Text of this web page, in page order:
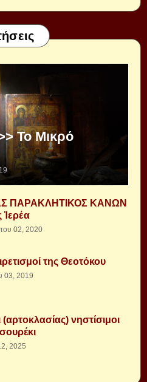
Το Μικρό
ΠΑΡΑΚΛΗΤΙΚΟΣ ΚΑΝΩΝ
Ἱερέα
02, 2020
της Θεοτόκου
03, 2019
(αρτοκλασίας) νηστίσιμοι
2025